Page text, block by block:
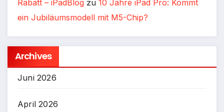
Rabatt – iPadBlog zu 10 Jahre iPad Pro: Kommt
ein Jubiläumsmodell mit M5-Chip?
Archives
Juni 2026
April 2026